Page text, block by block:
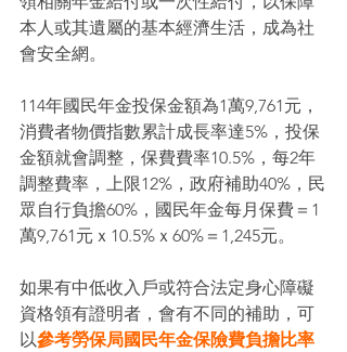
本人或其遺屬的基本經濟生活，成為社
會安全網。
114年國民年金投保金額為1萬9,761元，
消費者物價指數累計成長率達5%，投保
金額就會調整，保費費率10.5%，每2年
調整費率，上限12%，政府補助40%，民
眾自行負擔60%，國民年金每月保費＝1
萬9,761元ｘ10.5%ｘ60%＝1,245元。
如果有中低收入戶或符合法定身心障礙
資格領有證明者，會有不同的補助，可
以參考勞保局國民年金保險費負擔比率